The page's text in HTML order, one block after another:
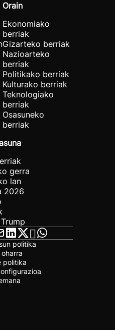
Orain
Ekonomiako
berriak
Gizarteko berriak
Nazioarteko
berriak
Politikako berriak
Kulturako berriak
Teknologiako
berriak
Osasuneko
berriak
gerra
lan
2026
politika
politika